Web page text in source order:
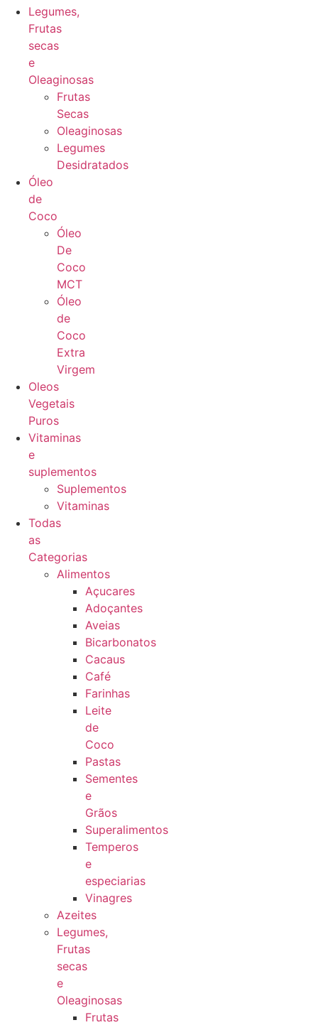
Legumes,
Frutas
secas
e
Oleaginosas
Frutas
Secas
Oleaginosas
Legumes
Desidratados
Óleo
de
Coco
Óleo
De
Coco
MCT
Óleo
de
Coco
Extra
Virgem
Oleos
Vegetais
Puros
Vitaminas
e
suplementos
Suplementos
Vitaminas
Todas
as
Categorias
Alimentos
Açucares
Adoçantes
Aveias
Bicarbonatos
Cacaus
Café
Farinhas
Leite
de
Coco
Pastas
Sementes
e
Grãos
Superalimentos
Temperos
e
especiarias
Vinagres
Azeites
Legumes,
Frutas
secas
e
Oleaginosas
Frutas